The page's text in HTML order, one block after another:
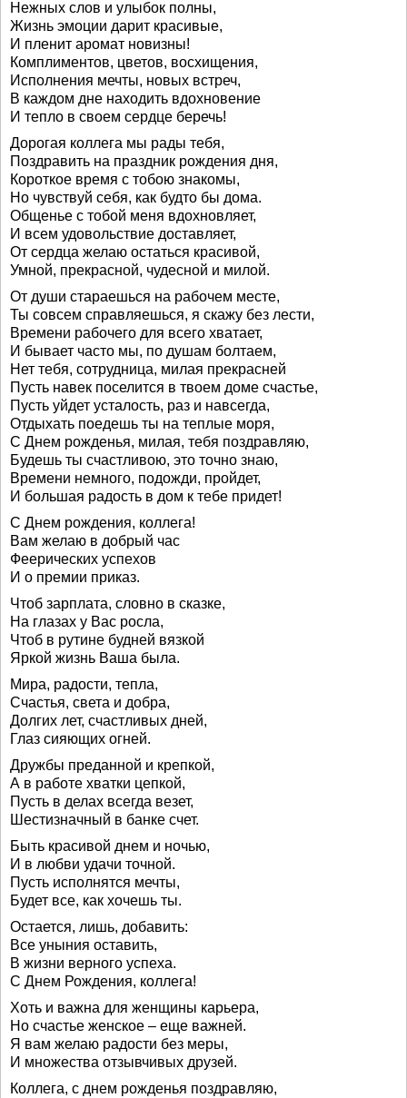
Нежных слов и улыбок полны,
Жизнь эмоции дарит красивые,
И пленит аромат новизны!
Комплиментов, цветов, восхищения,
Исполнения мечты, новых встреч,
В каждом дне находить вдохновение
И тепло в своем сердце беречь!
Дорогая коллега мы рады тебя,
Поздравить на праздник рождения дня,
Короткое время с тобою знакомы,
Но чувствуй себя, как будто бы дома.
Общенье с тобой меня вдохновляет,
И всем удовольствие доставляет,
От сердца желаю остаться красивой,
Умной, прекрасной, чудесной и милой.
От души стараешься на рабочем месте,
Ты совсем справляешься, я скажу без лести,
Времени рабочего для всего хватает,
И бывает часто мы, по душам болтаем,
Нет тебя, сотрудница, милая прекрасней
Пусть навек поселится в твоем доме счастье,
Пусть уйдет усталость, раз и навсегда,
Отдыхать поедешь ты на теплые моря,
С Днем рожденья, милая, тебя поздравляю,
Будешь ты счастливою, это точно знаю,
Времени немного, подожди, пройдет,
И большая радость в дом к тебе придет!
С Днем рождения, коллега!
Вам желаю в добрый час
Феерических успехов
И о премии приказ.
Чтоб зарплата, словно в сказке,
На глазах у Вас росла,
Чтоб в рутине будней вязкой
Яркой жизнь Ваша была.
Мира, радости, тепла,
Счастья, света и добра,
Долгих лет, счастливых дней,
Глаз сияющих огней.
Дружбы преданной и крепкой,
А в работе хватки цепкой,
Пусть в делах всегда везет,
Шестизначный в банке счет.
Быть красивой днем и ночью,
И в любви удачи точной.
Пусть исполнятся мечты,
Будет все, как хочешь ты.
Остается, лишь, добавить:
Все уныния оставить,
В жизни верного успеха.
С Днем Рождения, коллега!
Хоть и важна для женщины карьера,
Но счастье женское – еще важней.
Я вам желаю радости без меры,
И множества отзывчивых друзей.
Коллега, с днем рожденья поздравляю,